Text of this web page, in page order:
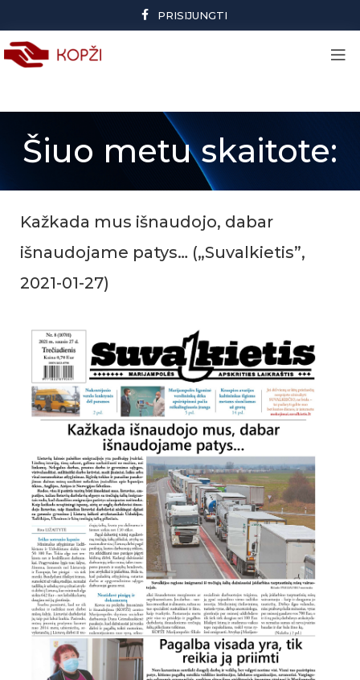
PRISIJUNGTI
Šiuo metu skaitote:
Kažkada mus išnaudojo, dabar
išnaudojame patys… („Suvalkietis”,
2021-01-27)